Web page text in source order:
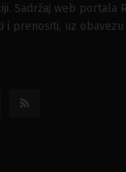
Sadržaj web portala
i prenositi, uz obavezu